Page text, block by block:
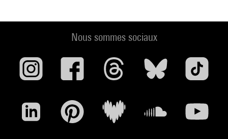
Voir la notice sur le portail de la Bibliothèque Kandinsky
Jannis Kounellis : Munich, Städtische Galerie im
Lenbachhaus, 1985 (cat. n° 10, cit. p. 94, repr. p. 40) . N° isbn
Voir la notice sur le portail de la Bibliothèque Kandinsky
Nous sommes sociaux